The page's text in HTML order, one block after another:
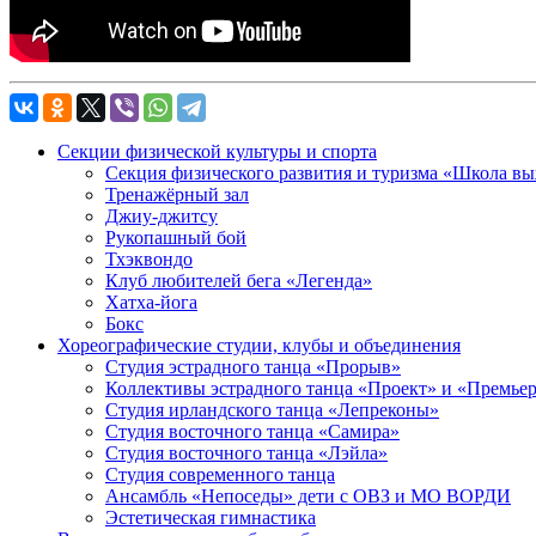
Секции физической культуры и спорта
Секция физического развития и туризма «Школа
Тренажёрный зал
Джиу-джитсу
Рукопашный бой
Тхэквондо
Клуб любителей бега «Легенда»
Хатха-йога
Бокс
Хореографические студии, клубы и объединения
Студия эстрадного танца «Прорыв»
Коллективы эстрадного танца «Проект» и
Студия ирландского танца «Лепреконы»
Студия восточного танца «Самира»
Студия восточного танца «Лэйла»
Студия современного танца
Ансамбль «Непоседы» дети с ОВЗ и МО ВОРДИ
Эстетическая гимнастика